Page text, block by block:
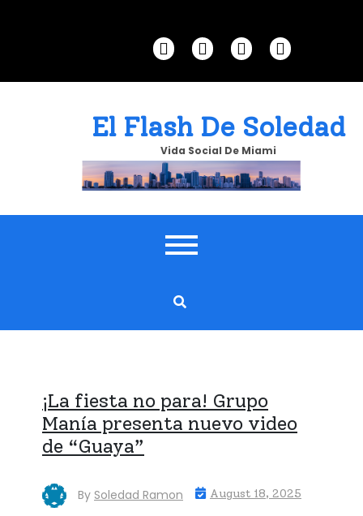
El Flash De Soledad
Vida Social De Miami
¡La fiesta no para! Grupo
Manía presenta nuevo video
de “Guaya”
By Soledad Ramon August 18, 2025